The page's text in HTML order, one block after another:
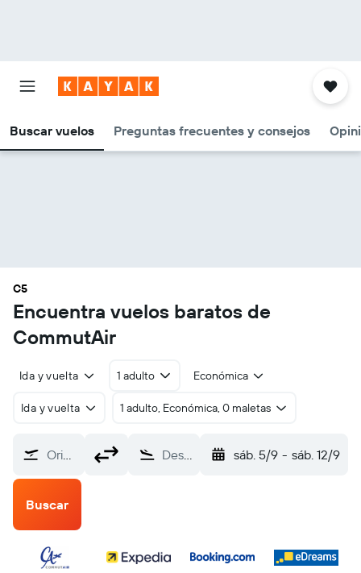
Buscar vuelos Preguntas frecuentes y consejos
C5
Encuentra vuelos baratos de
CommutAir
Ida y vuelta 1 adulto Económica
Ida y vuelta 1 adulto, Económica, 0 maletas
Origen Destino sáb. 5/9 - sáb. 12/9
Buscar